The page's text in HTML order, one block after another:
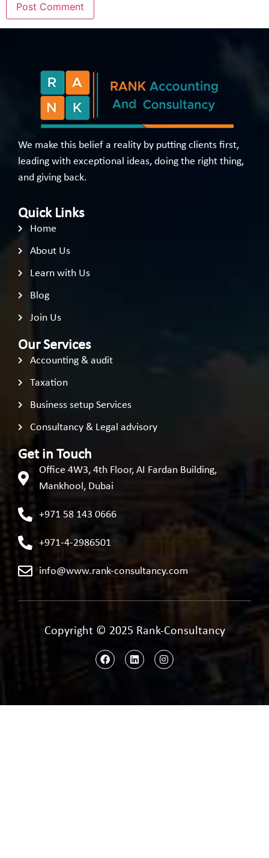
We make this belief a reality by putting clients first,
leading with exceptional ideas, doing the right thing,
and giving back.
Quick Links
Home
About Us
Learn with Us
Blog
Join Us
Our Services
Accounting & audit
Taxation
Business setup Services
Consultancy & Legal advisory
Get in Touch
Office 4W3, 4th Floor, AI Fardan Building,
Mankhool, Dubai
+971 58 143 0666
+971-4-2986501
info@www.rank-consultancy.com
Copyright © 2025 Rank-Consultancy